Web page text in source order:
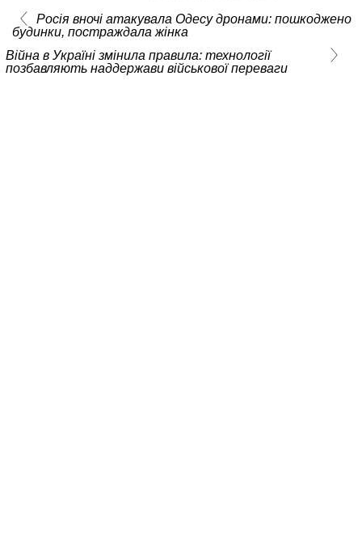
Росія вночі атакувала Одесу дронами: пошкоджено
будинки, постраждала жінка
Війна в Україні змінила правила: технології
позбавляють наддержави військової переваги